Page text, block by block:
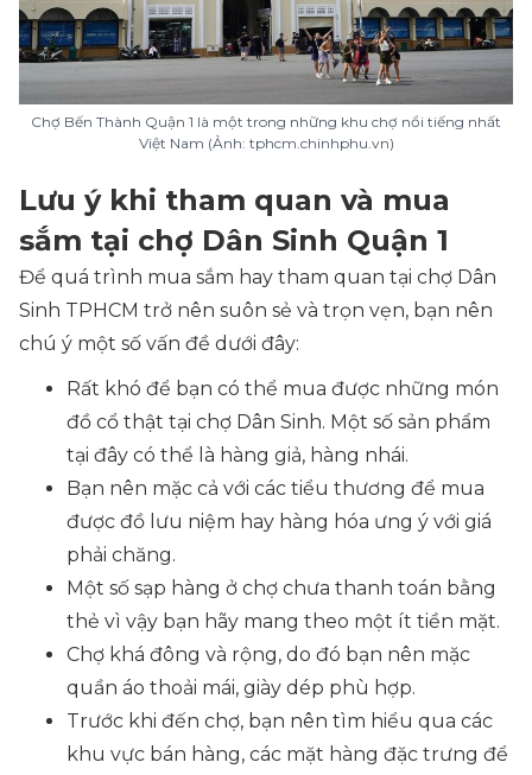
Chợ Bến Thành Quận 1 là một trong những khu chợ nổi tiếng nhất
Việt Nam (Ảnh: tphcm.chinhphu.vn)
Lưu ý khi tham quan và mua
sắm tại chợ Dân Sinh Quận 1
Để quá trình mua sắm hay tham quan tại chợ Dân
Sinh TPHCM trở nên suôn sẻ và trọn vẹn, bạn nên
chú ý một số vấn đề dưới đây:
Rất khó để bạn có thể mua được những món
đồ cổ thật tại chợ Dân Sinh. Một số sản phẩm
tại đây có thể là hàng giả, hàng nhái.
Bạn nên mặc cả với các tiểu thương để mua
được đồ lưu niệm hay hàng hóa ưng ý với giá
phải chăng.
Một số sạp hàng ở chợ chưa thanh toán bằng
thẻ vì vậy bạn hãy mang theo một ít tiền mặt.
Chợ khá đông và rộng, do đó bạn nên mặc
quần áo thoải mái, giày dép phù hợp.
Trước khi đến chợ, bạn nên tìm hiểu qua các
khu vực bán hàng, các mặt hàng đặc trưng để